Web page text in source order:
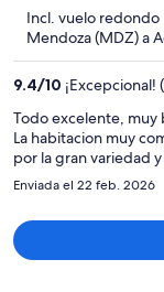
Incl. vuelo redondo
Mendoza (MDZ) a
Güemes (SLA)
9.4/10 ¡Excepcional!
Todo excelente, muy
La habitacion muy
por la gran variedad
Enviada el 22 feb. 2026